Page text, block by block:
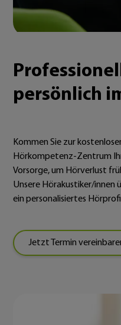
persönlich
Kommen Sie zur
Hörkompetenz-Zentrum
Vorsorge, um Hörverlust
Unsere Hörakustiker/innen
ein personalisiertes
Jetzt Termin